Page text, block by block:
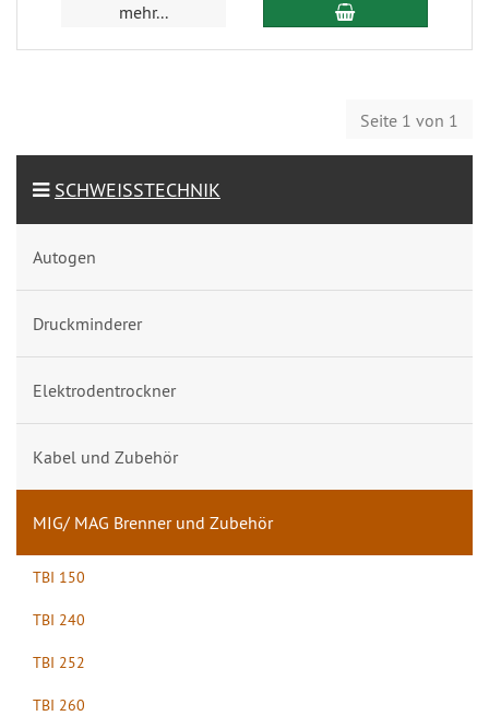
mehr...
Seite 1 von 1
SCHWEISSTECHNIK
Autogen
Druckminderer
Elektrodentrockner
Kabel und Zubehör
MIG/ MAG Brenner und Zubehör
TBI 150
TBI 240
TBI 252
TBI 260